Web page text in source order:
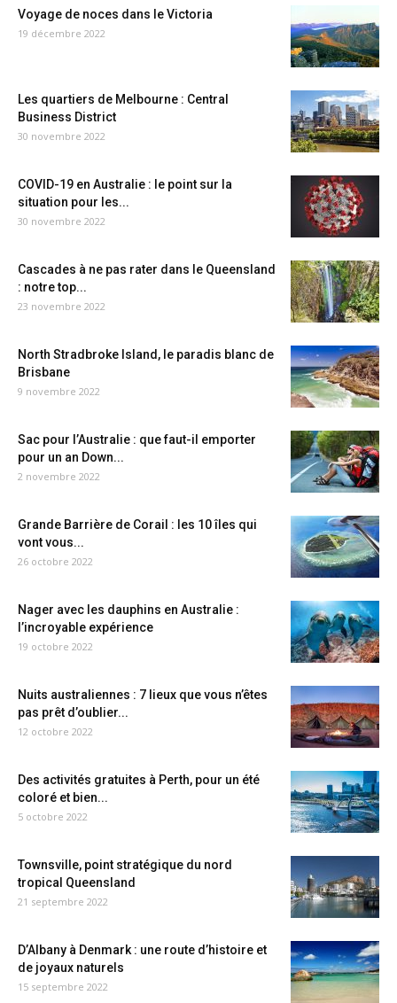
Voyage de noces dans le Victoria
19 décembre 2022
Les quartiers de Melbourne : Central
Business District
30 novembre 2022
COVID-19 en Australie : le point sur la
situation pour les...
30 novembre 2022
Cascades à ne pas rater dans le Queensland
: notre top...
23 novembre 2022
North Stradbroke Island, le paradis blanc de
Brisbane
9 novembre 2022
Sac pour l’Australie : que faut-il emporter
pour un an Down...
2 novembre 2022
Grande Barrière de Corail : les 10 îles qui
vont vous...
26 octobre 2022
Nager avec les dauphins en Australie :
l’incroyable expérience
19 octobre 2022
Nuits australiennes : 7 lieux que vous n’êtes
pas prêt d’oublier...
12 octobre 2022
Des activités gratuites à Perth, pour un été
coloré et bien...
5 octobre 2022
Townsville, point stratégique du nord
tropical Queensland
21 septembre 2022
D’Albany à Denmark : une route d’histoire et
de joyaux naturels
15 septembre 2022